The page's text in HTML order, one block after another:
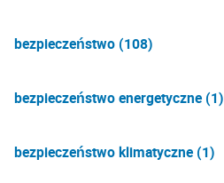
bezpieczeństwo (108)
bezpieczeństwo energetyczne (1)
bezpieczeństwo klimatyczne (1)